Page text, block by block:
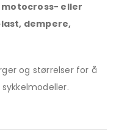
eller
dempere,
og størrelser for å